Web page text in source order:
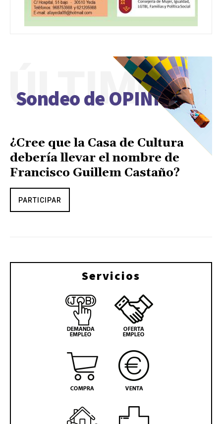
Sondeo de OPINIÓN
ÚLTIMO
¿Cree que la Casa de Cultura
debería llevar el nombre de
Francisco Guillem Castaño?
PARTICIPAR
Servicios